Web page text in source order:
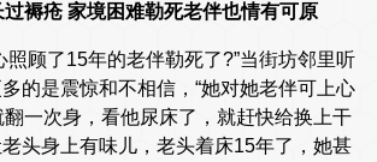
褥疮 家境困难勒死老伴也情有可原
照顾了15年的老伴勒死了?”当街坊邻里听
的是震惊和不相信，“她对她老伴可上心
一次身，看他尿床了，就赶快给换上干
头身上有味儿，老头着床15年了，她甚